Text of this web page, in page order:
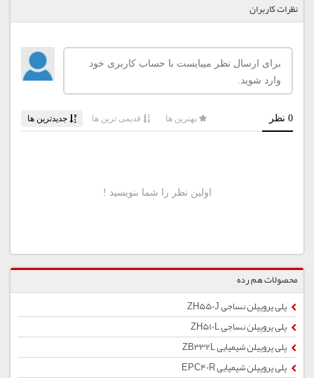
نظرات کاربران
محصولات هم رده
پلی پروپیلن نساجی ZH550J
پلی پروپیلن نساجی ZH510L
پلی پروپیلن شیمیایی ZB332L
پلی پروپیلن شیمیایی EPC40R